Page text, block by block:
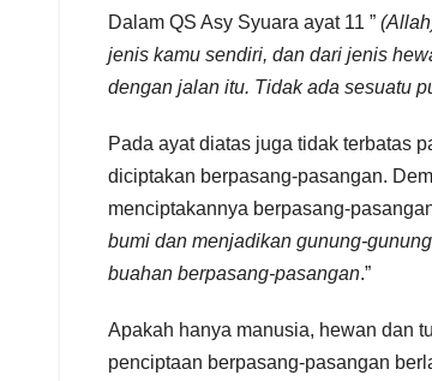
Dalam QS Asy Syuara ayat 11 ”
jenis kamu sendiri, dan dari jenis
dengan jalan itu. Tidak ada sesuatu
Pada ayat diatas juga tidak terbatas
diciptakan berpasang-pasangan.
menciptakannya berpasang-
bumi dan menjadikan gunung-
buahan berpasang-pasangan.”
Apakah hanya manusia, hewan dan
penciptaan berpasang-pasangan